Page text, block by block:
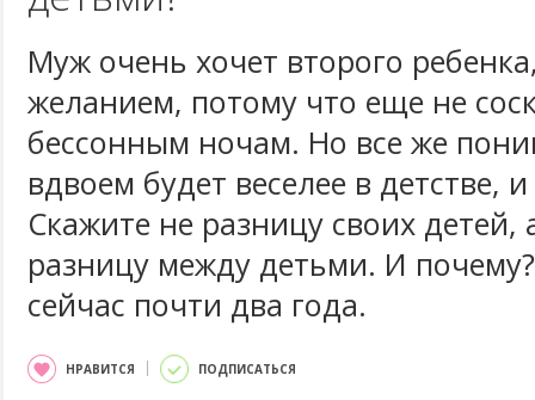
Муж очень хочет второго
желанием, потому что еще не
бессонным ночам. Но все же
вдвоем будет веселее в детстве,
Скажите не разницу своих
разницу между детьми. И
сейчас почти два года.
НРАВИТСЯ ПОДПИСАТЬСЯ